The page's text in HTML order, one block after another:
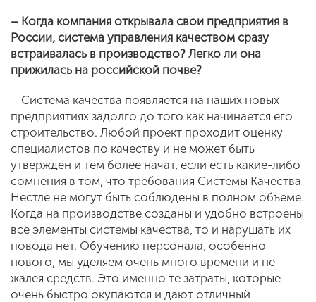
– Когда компания открывала свои предприятия в
России, система управления качеством сразу
встраивалась в производство? Легко ли она
прижилась на российской почве?
– Система качества появляется на наших новых
предприятиях задолго до того как начинается его
строительство. Любой проект проходит оценку
специалистов по качеству и не может быть
утвержден и тем более начат, если есть какие-либо
сомнения в том, что требования Системы Качества
Нестле не могут быть соблюдены в полном объеме.
Когда на производстве созданы и удобно встроены
все элементы системы качества, то и нарушать их
повода нет. Обучению персонала, особенно
нового, мы уделяем очень много времени и не
жалея средств. Это именно те затраты, которые
очень быстро окупаются и дают отличный